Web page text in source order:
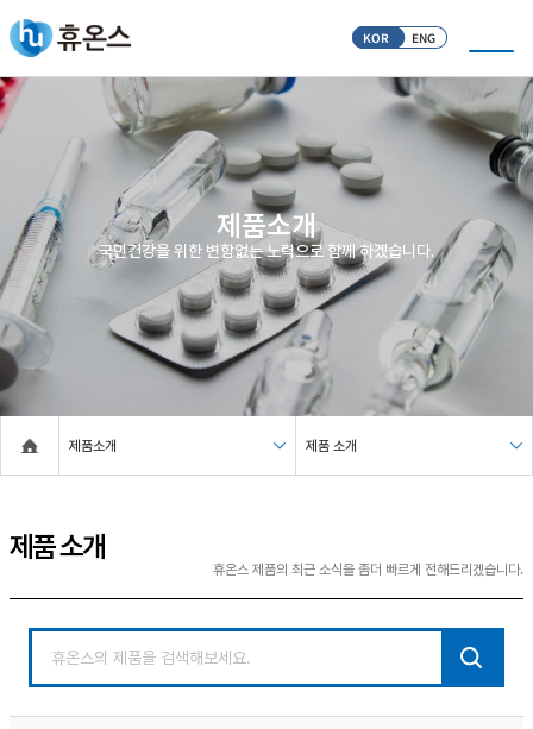
KOR ENG
제품소개
국민건강을 위한 변함없는 노력으로 함께 하겠습니다.
제품소개 제품 소개
제품 소개
휴온스 제품의 최근 소식을 좀더 빠르게 전해드리겠습니다.